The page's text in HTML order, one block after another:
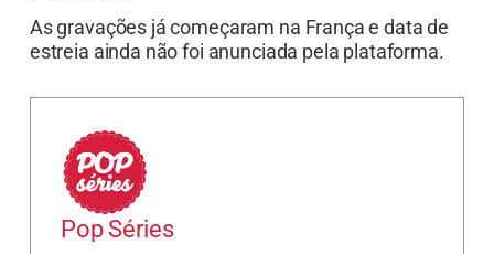
As gravações já começaram na França e data de
estreia ainda não foi anunciada pela plataforma.
Pop Séries